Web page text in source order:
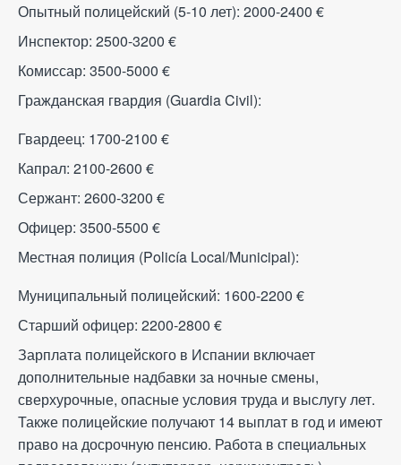
Опытный полицейский (5-10 лет): 2000-2400 €
Инспектор: 2500-3200 €
Комиссар: 3500-5000 €
Гражданская гвардия (Guardia Civil):
Гвардеец: 1700-2100 €
Капрал: 2100-2600 €
Сержант: 2600-3200 €
Офицер: 3500-5500 €
Местная полиция (Policía Local/Municipal):
Муниципальный полицейский: 1600-2200 €
Старший офицер: 2200-2800 €
Зарплата полицейского в Испании включает
дополнительные надбавки за ночные смены,
сверхурочные, опасные условия труда и выслугу лет.
Также полицейские получают 14 выплат в год и имеют
право на досрочную пенсию. Работа в специальных